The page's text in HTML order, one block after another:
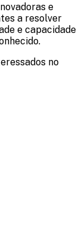
e
a resolver
e capacidade
no